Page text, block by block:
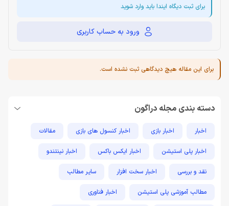
برای ثبت دیگاه ایندا باید وارد شوید
ورود به حساب کاربری
برای این مقاله هیچ دیدگاهی ثبت نشده است.
دسته بندی مجله دراگون
اخبار اخبار بازی اخبار کنسول های بازی مقالات
اخبار پلی استیشن اخبار ایکس باکس اخبار نینتندو
نقد و بررسی اخبار سخت افزار سایر مطالب
مطالب آموزشی پلی استیشن اخبار فناوری